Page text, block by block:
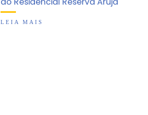
LEIA MAIS